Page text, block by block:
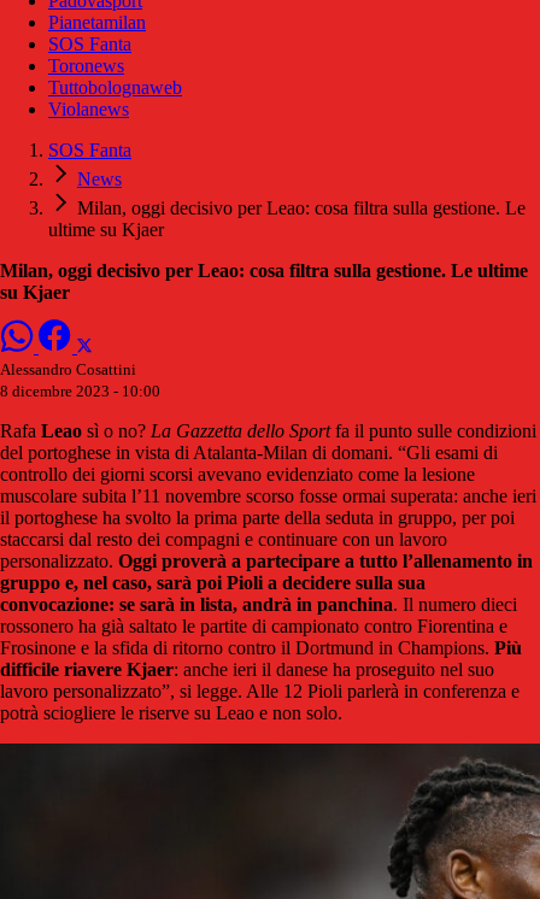
Pianetamilan
SOS Fanta
Toronews
Tuttobolognaweb
Violanews
SOS Fanta
News
Milan, oggi decisivo per Leao: cosa filtra sulla gestione. Le
ultime su Kjaer
Milan, oggi decisivo per Leao: cosa filtra sulla gestione. Le ultime
su Kjaer
Alessandro Cosattini
8 dicembre 2023 - 10:00
Rafa Leao sì o no? La Gazzetta dello Sportfa il punto sulle condizioni
del portoghese in vista di Atalanta-Milan di domani. “Gli esami di
controllo dei giorni scorsi avevano evidenziato come la lesione
muscolare subita l’11 novembre scorso fosse ormai superata: anche ieri
il portoghese ha svolto la prima parte della seduta in gruppo, per poi
staccarsi dal resto dei compagni e continuare con un lavoro
personalizzato. Oggi proverà a partecipare a tutto l’allenamento in
gruppo e, nel caso, sarà poi Pioli a decidere sulla sua
convocazione: se sarà in lista, andrà in panchina. Il numero dieci
rossonero ha già saltato le partite di campionato contro Fiorentina e
Frosinone e la sfida di ritorno contro il Dortmund in Champions. Più
difficile riavere Kjaer: anche ieri il danese ha proseguito nel suo
lavoro personalizzato”, si legge. Alle 12 Pioli parlerà in conferenza e
potrà sciogliere le riserve su Leao e non solo.